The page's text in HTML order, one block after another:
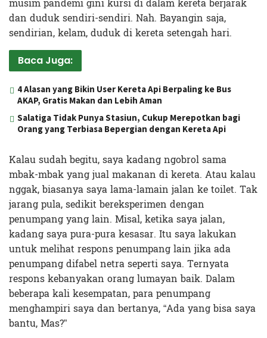
dan duduk sendiri-sendiri. Nah. Bayangin saja,
sendirian, kelam, duduk di kereta setengah hari.
Baca Juga:
4 Alasan yang Bikin User Kereta Api Berpaling ke Bus
AKAP, Gratis Makan dan Lebih Aman
Salatiga Tidak Punya Stasiun, Cukup Merepotkan bagi
Orang yang Terbiasa Bepergian dengan Kereta Api
Kalau sudah begitu, saya kadang ngobrol sama
mbak-mbak yang jual makanan di kereta. Atau kalau
nggak, biasanya saya lama-lamain jalan ke toilet. Tak
jarang pula, sedikit bereksperimen dengan
penumpang yang lain. Misal, ketika saya jalan,
kadang saya pura-pura kesasar. Itu saya lakukan
untuk melihat respons penumpang lain jika ada
penumpang difabel netra seperti saya. Ternyata
respons kebanyakan orang lumayan baik. Dalam
beberapa kali kesempatan, para penumpang
menghampiri saya dan bertanya, “Ada yang bisa saya
bantu, Mas?”